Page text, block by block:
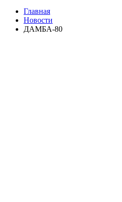
Главная
Новости
ДАМБА-80